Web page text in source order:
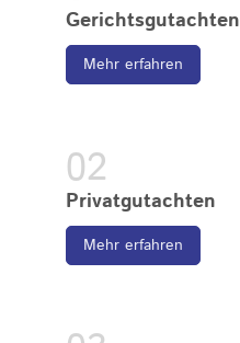
Gerichtsgutachten
Mehr erfahren
Privatgutachten
Mehr erfahren